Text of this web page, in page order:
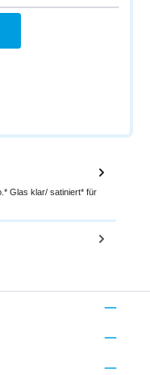
Glas klar/ satiniert* für